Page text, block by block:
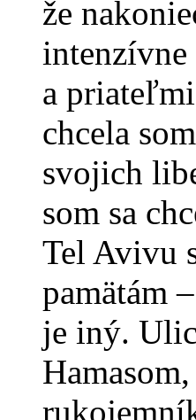
že
intenzívne
a
chcela
svojich
som sa
Tel Avivu
pamätám
je iný.